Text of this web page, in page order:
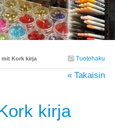
Tuotehaku
mit Kork kirja
« Takaisin
kirja